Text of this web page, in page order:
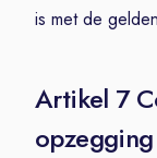
is met de
Artikel 7
opzegging